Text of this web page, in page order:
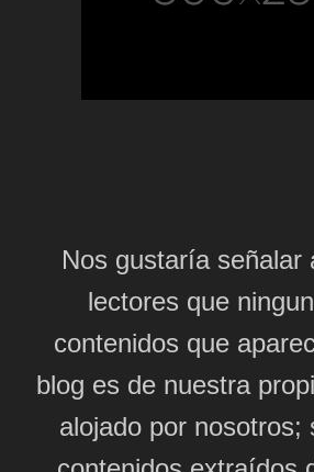
Nos gustaría señalar
lectores que
contenidos que
blog es de nuestra
alojado por nosotros;